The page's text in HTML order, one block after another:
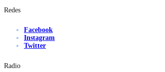
Redes
Facebook
Instagram
Twitter
Radio